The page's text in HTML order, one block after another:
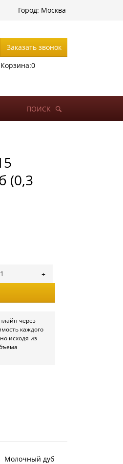
Город: Москва
Заказать звонок
Корзина:0
ПОИСК
(0,3
через
каждого
исходя из
Молочный дуб